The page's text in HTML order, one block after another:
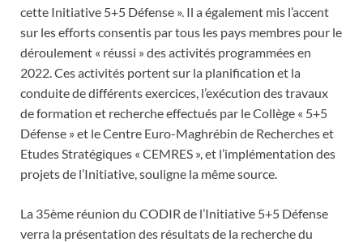
cette Initiative 5+5 Défense ». Il a également mis l’accent
sur les efforts consentis par tous les pays membres pour le
déroulement « réussi » des activités programmées en
2022. Ces activités portent sur la planification et la
conduite de différents exercices, l’exécution des travaux
de formation et recherche effectués par le Collège « 5+5
Défense » et le Centre Euro-Maghrébin de Recherches et
Etudes Stratégiques « CEMRES », et l’implémentation des
projets de l’Initiative, souligne la même source.
La 35ème réunion du CODIR de l’Initiative 5+5 Défense
verra la présentation des résultats de la recherche du